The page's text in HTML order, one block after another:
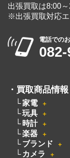
広島県広島市中
定休日：月曜日
出張買取は8:00
※出張買取対応
082-
買取商品情報
家電 ＋
玩具 ＋